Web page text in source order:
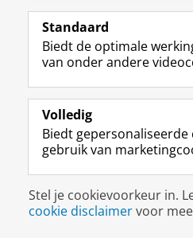
Met een flinke dosis
Sonja Pyott door de
voorkomen of verbeteren.
voor kan zorgen dat we met
ons gehoor kijken, dan is
compleet.
Lees meer
Maak van zorgrobot
Standaard
Biedt de optimale
van onder andere
Volledig
Biedt
gebruik van
Stel je cookievoorkeur in.
cookie disclaimervoor